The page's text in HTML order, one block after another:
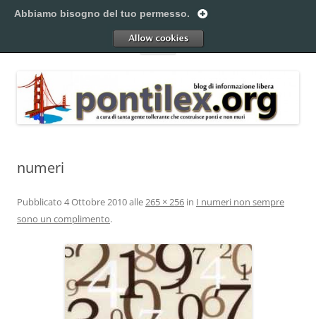
al
Pontilex
Menu
numeri
Pubblicato 4 Ottobre 2010alle265 × 256 in I numeri non sempre
sono un complimento.
Abbiamo bisogno del tuo permesso.